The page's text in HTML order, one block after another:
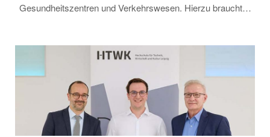
Gesundheitszentren und Verkehrswesen. Hierzu braucht…